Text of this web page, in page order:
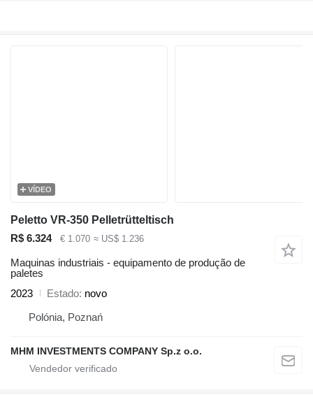
VÍDEO
Peletto VR-350 Pelletrütteltisch
R$ 6.324
€ 1.070 ≈ US$ 1.236
Maquinas industriais - equipamento de produção de
paletes
2023
Estado novo
Polónia, Poznań
MHM INVESTMENTS COMPANY Sp.z o.o.